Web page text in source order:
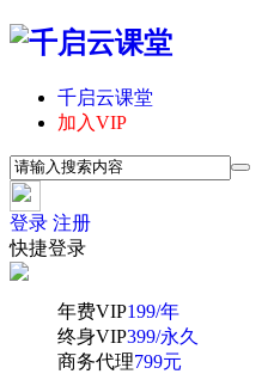
千启云课堂
加入VIP
登录 注册
快捷登录
年费VIP199/年
终身VIP399/永久
商务代理799元